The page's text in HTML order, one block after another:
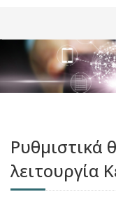
Ρυθμιστικά
λειτουργία